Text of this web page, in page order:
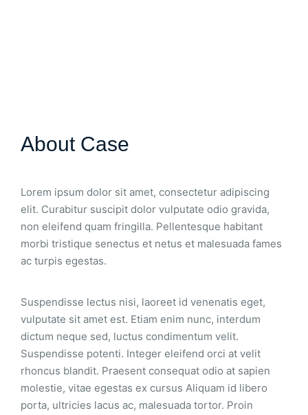
About Case
Lorem ipsum dolor sit amet, consectetur adipiscing
elit. Curabitur suscipit dolor vulputate odio gravida,
non eleifend quam fringilla. Pellentesque habitant
morbi tristique senectus et netus et malesuada fames
ac turpis egestas.
Suspendisse lectus nisi, laoreet id venenatis eget,
vulputate sit amet est. Etiam enim nunc, interdum
dictum neque sed, luctus condimentum velit.
Suspendisse potenti. Integer eleifend orci at velit
rhoncus blandit. Praesent consequat odio at sapien
molestie, vitae egestas ex cursus Aliquam id libero
porta, ultricies lacus ac, malesuada tortor. Proin